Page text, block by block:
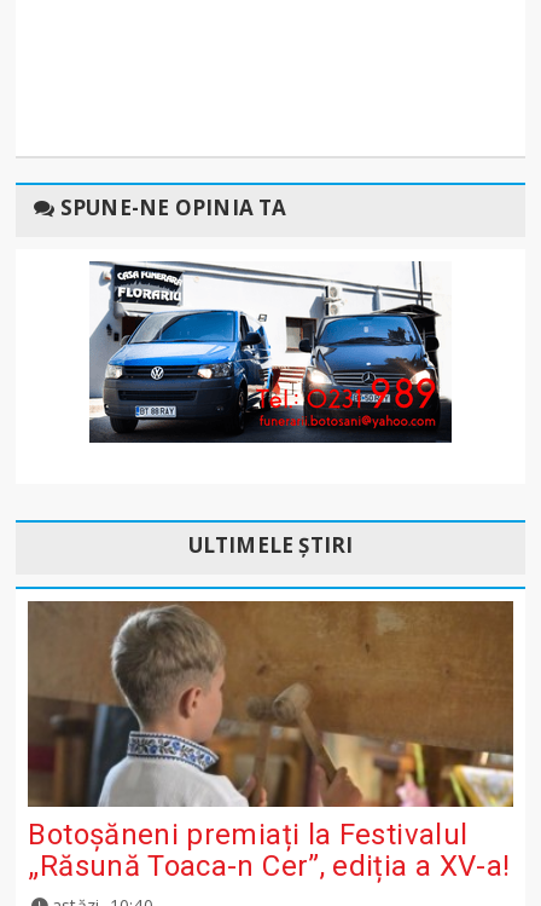
SPUNE-NE OPINIA TA
ULTIMELE ȘTIRI
Botoșăneni premiați la Festivalul
„Răsună Toaca-n Cer”, ediția a XV-a!